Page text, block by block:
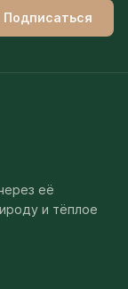
Подписаться
её
и тёплое